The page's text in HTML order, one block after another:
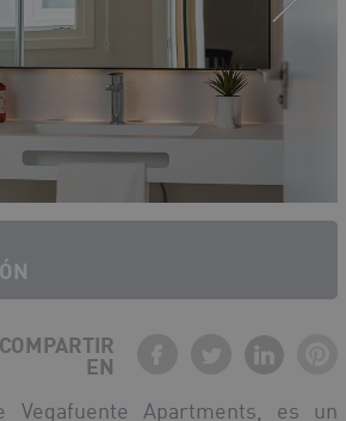
COMPARTIR
EN
Vegafuente Apartments, es un